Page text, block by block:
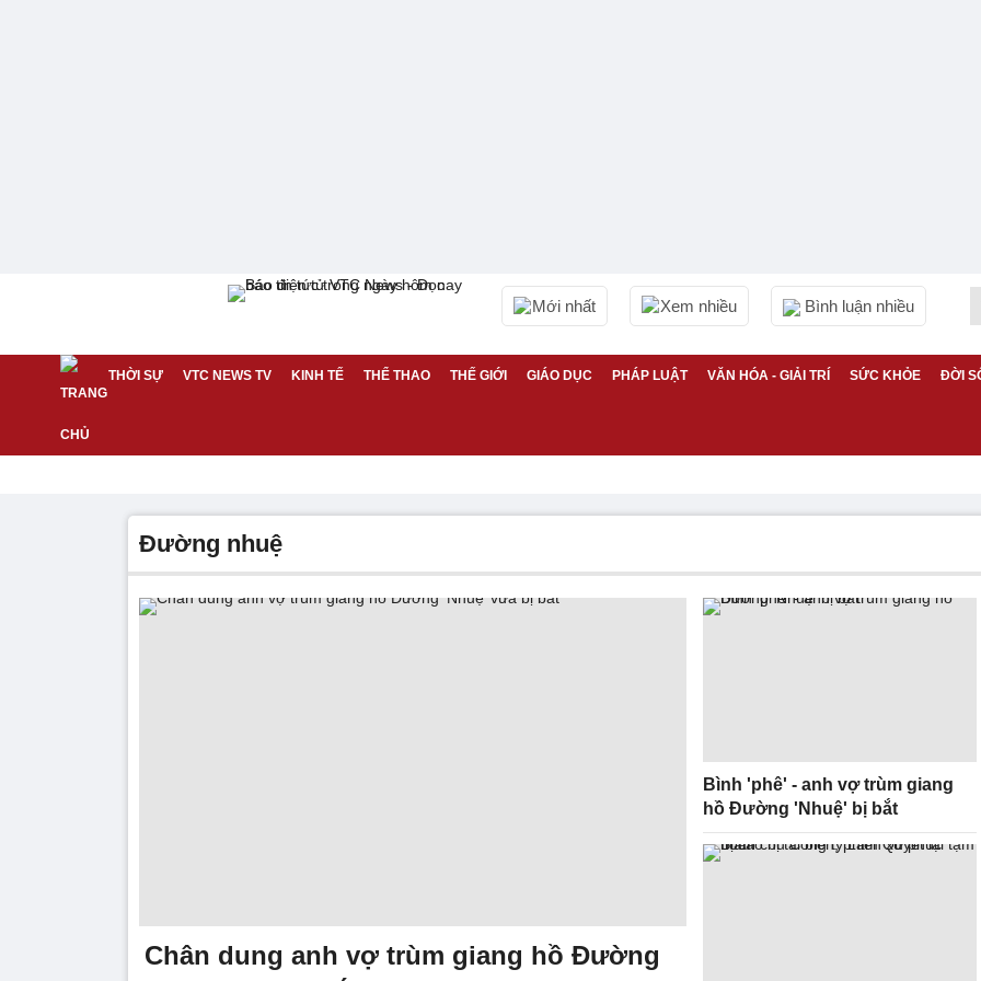
Mới nhất Xem nhiều Bình luận nhiều
THỜI SỰ VTC NEWS TV KINH TẾ THỂ THAO THẾ GIỚI GIÁO DỤC PHÁP LUẬT VĂN HÓA - GIẢI TRÍ SỨC KHỎE ĐỜI
đường nhuệ
Chân dung anh vợ trùm giang hồ Đường
Bình 'phê' - anh vợ trùm giang
hồ Đường 'Nhuệ' bị bắt